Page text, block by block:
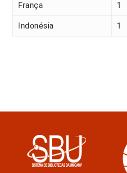
França 1
Indonésia 1